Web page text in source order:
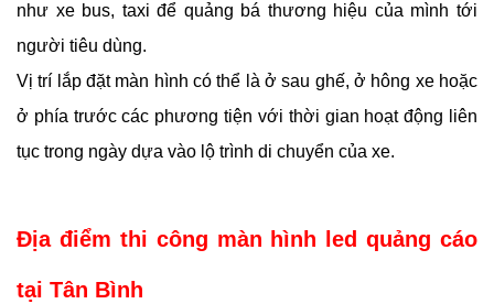
như xe bus, taxi để quảng bá thương hiệu của mình tới
người tiêu dùng.
Vị trí lắp đặt màn hình có thể là ở sau ghế, ở hông xe hoặc
ở phía trước các phương tiện với thời gian hoạt động liên
tục trong ngày dựa vào lộ trình di chuyển của xe.
Địa điểm thi công màn hình led quảng cáo
tại Tân Bình